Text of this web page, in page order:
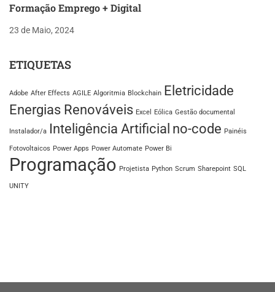
Formação Emprego + Digital
23 de Maio, 2024
ETIQUETAS
Adobe After Effects AGILE Algoritmia Blockchain Eletricidade
Energias Renováveis Excel Eólica Gestão documental
Instalador/a Inteligência Artificial no-code Painéis
Fotovoltaicos Power Apps Power Automate Power Bi
Programação Projetista Python Scrum Sharepoint SQL
UNITY